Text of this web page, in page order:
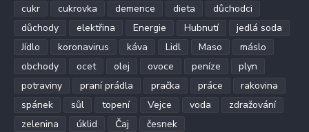
cukr
cukrovka demence dieta
důchodci
důchody
elektřina Energie Hubnutí
jedlá soda
Jídlo
koronavirus káva Lidl Maso
máslo
obchody
ocet olej ovoce peníze
plyn
potraviny
praní prádla pračka práce
rakovina
spánek
sůl topení Vejce voda
zdražování
zelenina
úklid Čaj česnek